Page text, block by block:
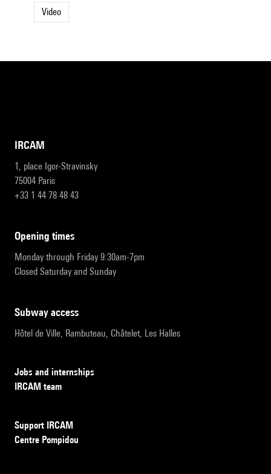
Video
IRCAM
1, place Igor-Stravinsky
75004 Paris
+33 1 44 78 48 43
opening times
Monday through Friday 9:30am-7pm
Closed Saturday and Sunday
subway access
Hôtel de Ville, Rambuteau, Châtelet, Les Halles
Jobs and internships
IRCAM team
Support IRCAM
Centre Pompidou